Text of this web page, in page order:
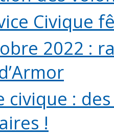
Civique
2022 :
civique :
!